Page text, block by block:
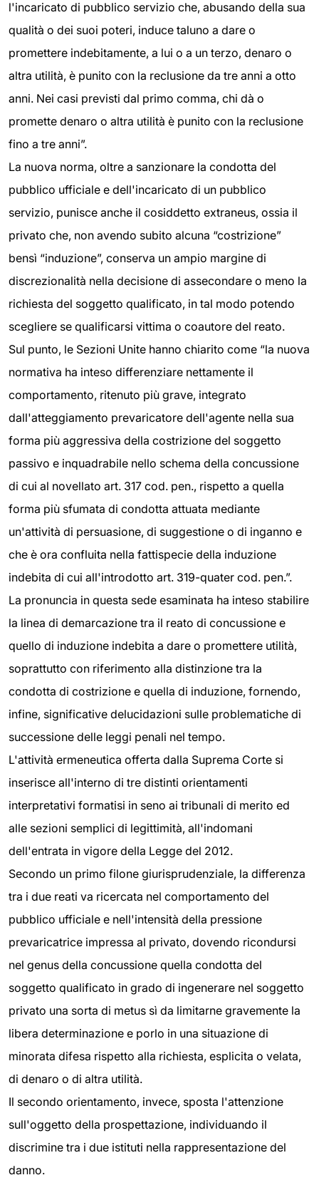
l'incaricato di pubblico servizio che, abusando della sua
qualità o dei suoi poteri, induce taluno a dare o
promettere indebitamente, a lui o a un terzo, denaro o
altra utilità, è punito con la reclusione da tre anni a otto
anni. Nei casi previsti dal primo comma, chi dà o
promette denaro o altra utilità è punito con la reclusione
fino a tre anni”.
La nuova norma, oltre a sanzionare la condotta del
pubblico ufficiale e dell'incaricato di un pubblico
servizio, punisce anche il cosiddetto extraneus, ossia il
privato che, non avendo subito alcuna “costrizione”
bensì “induzione”, conserva un ampio margine di
discrezionalità nella decisione di assecondare o meno la
richiesta del soggetto qualificato, in tal modo potendo
scegliere se qualificarsi vittima o coautore del reato.
Sul punto, le Sezioni Unite hanno chiarito come “la nuova
normativa ha inteso differenziare nettamente il
comportamento, ritenuto più grave, integrato
dall'atteggiamento prevaricatore dell'agente nella sua
forma più aggressiva della costrizione del soggetto
passivo e inquadrabile nello schema della concussione
di cui al novellato art. 317 cod. pen., rispetto a quella
forma più sfumata di condotta attuata mediante
un'attività di persuasione, di suggestione o di inganno e
che è ora confluita nella fattispecie della induzione
indebita di cui all'introdotto art. 319-quater cod. pen.”.
La pronuncia in questa sede esaminata ha inteso stabilire
la linea di demarcazione tra il reato di concussione e
quello di induzione indebita a dare o promettere utilità,
soprattutto con riferimento alla distinzione tra la
condotta di costrizione e quella di induzione, fornendo,
infine, significative delucidazioni sulle problematiche di
successione delle leggi penali nel tempo.
L'attività ermeneutica offerta dalla Suprema Corte si
inserisce all'interno di tre distinti orientamenti
interpretativi formatisi in seno ai tribunali di merito ed
alle sezioni semplici di legittimità, all'indomani
dell'entrata in vigore della Legge del 2012.
Secondo un primo filone giurisprudenziale, la differenza
tra i due reati va ricercata nel comportamento del
pubblico ufficiale e nell'intensità della pressione
prevaricatrice impressa al privato, dovendo ricondursi
nel genus della concussione quella condotta del
soggetto qualificato in grado di ingenerare nel soggetto
privato una sorta di metus sì da limitarne gravemente la
libera determinazione e porlo in una situazione di
minorata difesa rispetto alla richiesta, esplicita o velata,
di denaro o di altra utilità.
Il secondo orientamento, invece, sposta l'attenzione
sull'oggetto della prospettazione, individuando il
discrimine tra i due istituti nella rappresentazione del
danno.